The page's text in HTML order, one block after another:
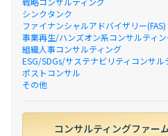
シンクタンク
ファイナンシャルアドバイザリー(FAS)
事業再生/ハンズオン系コンサルティ
組織人事コンサルティング
ESG/SDGs/サステナビリティコンサル
ポストコンサル
その他
コンサルティングファー